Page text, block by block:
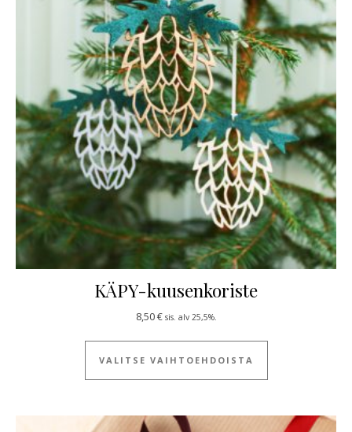
KÄPY-kuusenkoriste
8,50€ sis. alv 25,5%.
VALITSE VAIHTOEHDOISTA
Tällä tuotteella